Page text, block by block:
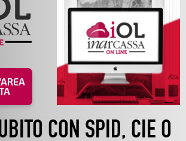
CON SPID, CIE O